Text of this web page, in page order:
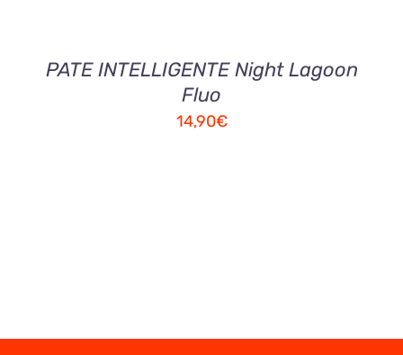
PATE INTELLIGENTE Night Lagoon
Fluo
14,90€